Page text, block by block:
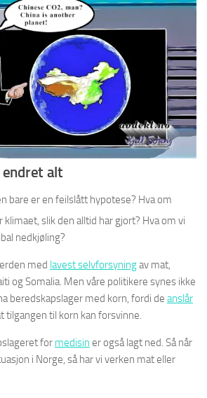
endret alt
bare er en feilslått hypotese? Hva om
slik den alltid har gjort? Hva om vi
nedkjøling?
med lavest selvforsyningav mat,
og Somalia. Men våre politikere synes ikke
beredskapslager med korn, fordi de anslår
tilgangen til korn kan forsvinne.
for medisin er også lagt ned. Så når
i Norge, så har vi verken mat eller